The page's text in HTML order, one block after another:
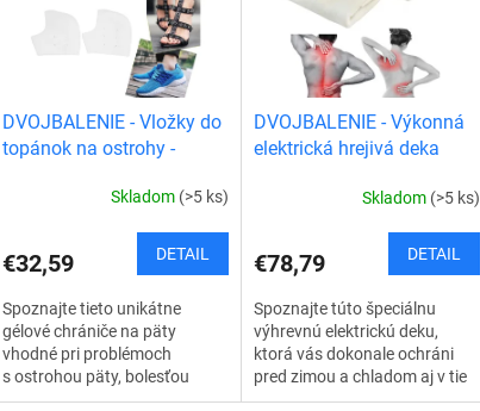
DVOJBALENIE - Vložky do
topánok na ostrohy -
Skladom (>5 ks)
€32,59 DETAIL
Spoznajte tieto unikátne
gélové chrániče na päty
vhodné pri problémoch
s ostrohou päty, bolesťou
päty, otlakoch, suchej
DVOJBALENIE - Výkonná
elektrická hrejivá deka
Skladom (>5 ks)
€78,79 DETAIL
Spoznajte túto špeciálnu
výhrevnú elektrickú deku,
ktorá vás dokonale ochráni
pred zimou a chladom aj v tie
najchladnejšie zimné